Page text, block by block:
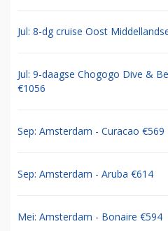
Jul: 8-dg cruise Oost
Jul: 9-daagse Chogogo Dive &
€1056
Sep: Amsterdam - Curacao €569
Sep: Amsterdam - Aruba €614
Mei: Amsterdam - Bonaire €594